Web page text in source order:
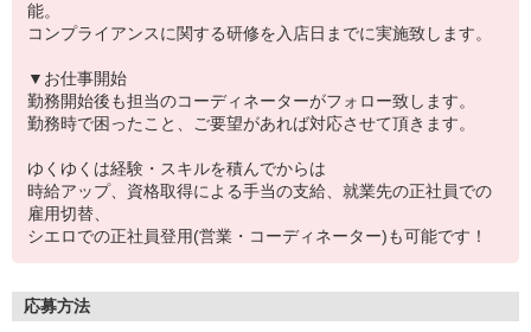
能。
コンプライアンスに関する研修を入店日までに実施致します。
▼お仕事開始
勤務開始後も担当のコーディネーターがフォロー致します。
勤務時で困ったこと、ご要望があれば対応させて頂きます。
ゆくゆくは経験・スキルを積んでからは
時給アップ、資格取得による手当の支給、就業先の正社員での
雇用切替、
シエロでの正社員登用(営業・コーディネーター)も可能です！
応募方法